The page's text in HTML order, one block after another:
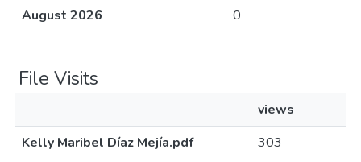
August 2026
0
File Visits
views
Kelly Maribel Díaz Mejía.pdf
303